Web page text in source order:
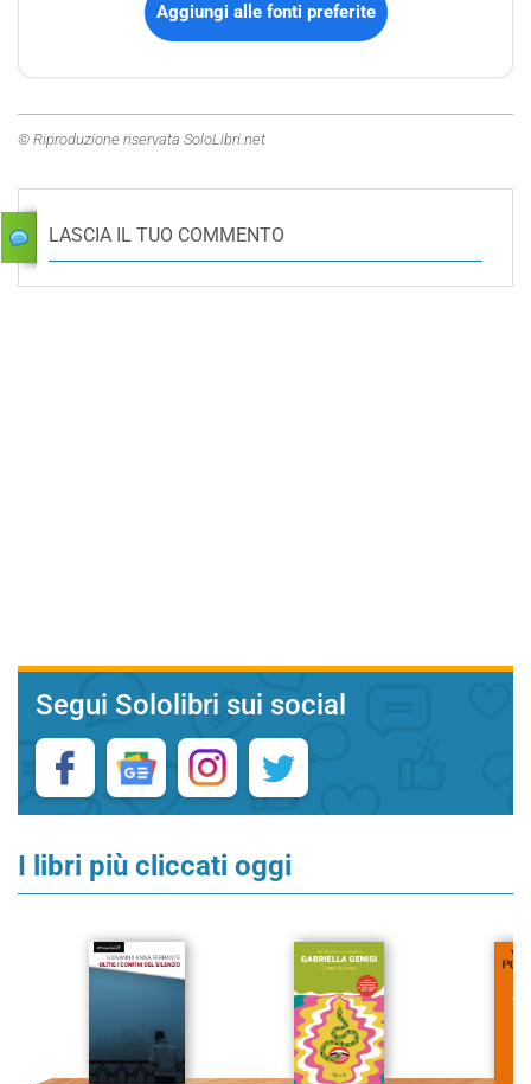
Aggiungi alle fonti preferite
© Riproduzione riservata SoloLibri.net
LASCIA IL TUO COMMENTO
Segui Sololibri sui social
I libri più cliccati oggi